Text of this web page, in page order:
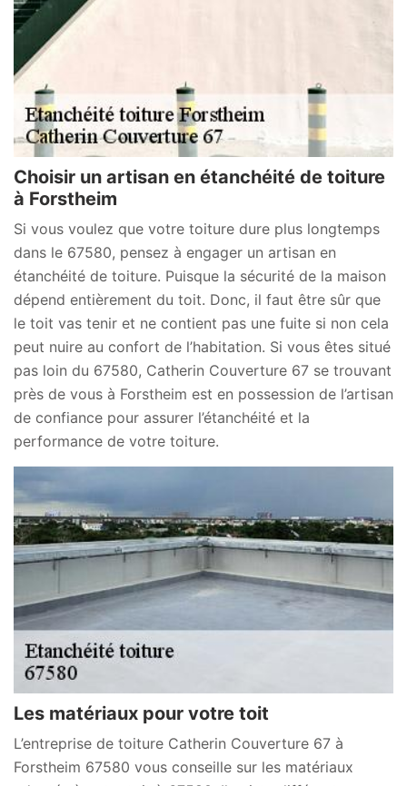
Choisir un artisan en étanchéité de toiture
à Forstheim
Si vous voulez que votre toiture dure plus longtemps
dans le 67580, pensez à engager un artisan en
étanchéité de toiture. Puisque la sécurité de la maison
dépend entièrement du toit. Donc, il faut être sûr que
le toit vas tenir et ne contient pas une fuite si non cela
peut nuire au confort de l’habitation. Si vous êtes situé
pas loin du 67580, Catherin Couverture 67 se trouvant
près de vous à Forstheim est en possession de l’artisan
de confiance pour assurer l’étanchéité et la
performance de votre toiture.
Les matériaux pour votre toit
L’entreprise de toiture Catherin Couverture 67 à
Forstheim 67580 vous conseille sur les matériaux